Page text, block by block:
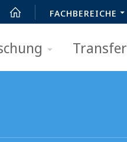
FACHBEREICHE
Transfer